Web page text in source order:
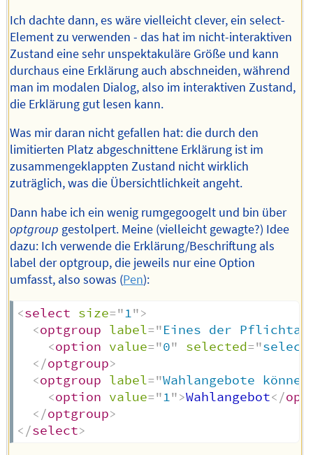
Ich dachte dann, es wäre vielleicht clever, ein select-
Element zu verwenden - das hat im nicht-interaktiven
Zustand eine sehr unspektakuläre Größe und kann
durchaus eine Erklärung auch abschneiden, während
man im modalen Dialog, also im interaktiven Zustand,
die Erklärung gut lesen kann.
Was mir daran nicht gefallen hat: die durch den
limitierten Platz abgeschnittene Erklärung ist im
zusammengeklappten Zustand nicht wirklich
zuträglich, was die Übersichtlichkeit angeht.
Dann habe ich ein wenig rumgegoogelt und bin über
optgroup gestolpert. Meine (vielleicht gewagte?) Idee
dazu: Ich verwende die Erklärung/Beschriftung als
label der optgroup, die jeweils nur eine Option
umfasst, also sowas (Pen):
<select size="1">
<optgroup label="Eines der
<option value="0" selected="
</optgroup>
<optgroup label="Wahlangebote
<option value="1">Wahlangebot</
</optgroup>
</select>